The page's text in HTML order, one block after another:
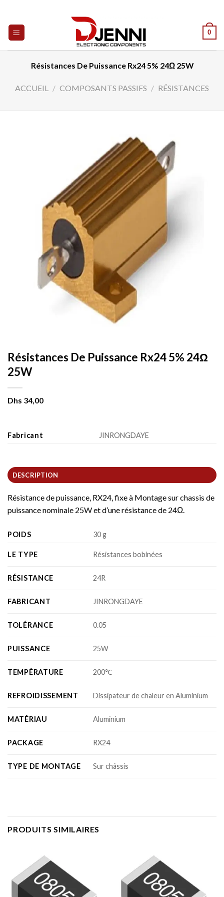
content
0
Résistances De Puissance Rx24 5% 24Ω 25W
ACCUEIL / COMPOSANTS PASSIFS / RÉSISTANCES
Résistances De Puissance Rx24 5% 24Ω
25W
Dhs 34,00
Fabricant JINRONGDAYE
DESCRIPTION
Résistance de puissance, RX24, fixe à Montage sur chassis de
puissance nominale 25W et d’une résistance de 24Ω.
POIDS 30 g
LE TYPE Résistances bobinées
RÉSISTANCE 24R
FABRICANT JINRONGDAYE
TOLÉRANCE 0.05
PUISSANCE 25W
TEMPÉRATURE 200℃
REFROIDISSEMENT Dissipateur de chaleur en Aluminium
MATÉRIAU Aluminium
PACKAGE RX24
TYPE DE MONTAGE Sur châssis
PRODUITS SIMILAIRES